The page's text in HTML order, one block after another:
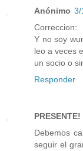
Anónimo 3/
Correccion:
Y no soy
leo a veces
un socio o
Responder
PRESENTE!
Debemos
seguir el